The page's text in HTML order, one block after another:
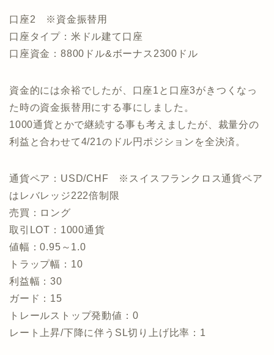
口座2 ※資金振替用
口座タイプ：米ドル建て口座
口座資金：8800ドル&ボーナス2300ドル
資金的には余裕でしたが、口座1と口座3がきつくなっ
た時の資金振替用にする事にしました。
1000通貨とかで継続する事も考えましたが、裁量分の
利益と合わせて4/21のドル円ポジションを全決済。
通貨ペア：USD/CHF ※スイスフランクロス通貨ペア
はレバレッジ222倍制限
売買：ロング
取引LOT：1000通貨
値幅：0.95～1.0
トラップ幅：10
利益幅：30
ガード：15
トレールストップ発動値：0
レート上昇/下降に伴うSL切り上げ比率：1